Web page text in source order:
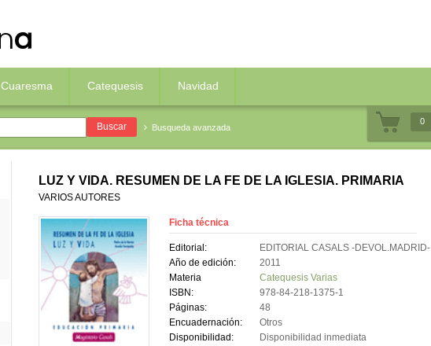
Cuaresma Catequesis Navidad
Busqueda avanzada
0
LUZ Y VIDA. RESUMEN DE LA FE DE LA IGLESIA. PRIMARIA
VARIOS AUTORES
Ficha técnica
Editorial:
EDITORIAL CASALS -DEVOL.MADRID-
Año de edición:
2011
Materia
Catequesis Varias
ISBN:
978-84-218-1375-1
Páginas:
48
Encuadernación:
Otros
Disponibilidad:
Disponibilidad inmediata